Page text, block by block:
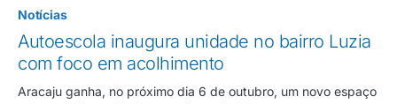
Notícias
Autoescola inaugura unidade no bairro Luzia
com foco em acolhimento
Aracaju ganha, no próximo dia 6 de outubro, um novo espaço